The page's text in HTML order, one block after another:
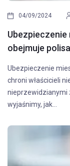
04/09/2024
Ubezpieczenie
obejmuje
Ubezpieczenie
chroni właścicieli
nieprzewidzianymi
wyjaśnimy, jak...